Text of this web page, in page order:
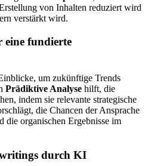
von Inhalten reduziert wird
verstärkt wird.
fundierte
um zukünftige Trends
Prädiktive Analyse hilft, die
indem sie relevante strategische
die Chancen der Ansprache
die organischen Ergebnisse im
durch KI